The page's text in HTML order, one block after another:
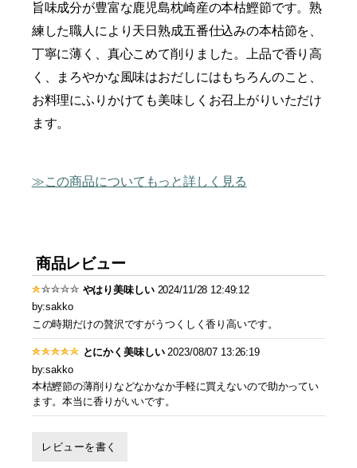
旨味成分が豊富な鹿児島枕崎産の本枯鰹節です。熟
練した職人により天日熟成五番仕込みの本枯節を、
丁寧に薄く、真心こめて削りました。上品で香り高
く、まろやかな風味はおだしにはもちろんのこと、
お料理にふりかけても美味しくお召上がりいただけ
ます。
この商品についてもっと詳しく見る
商品レビュー
やはり美味しい2024/11/28 12:49:12
by:sakko
この時期だけの贅沢ですがうつくしく香り高いです。
とにかく美味しい2023/08/07 13:26:19
by:sakko
本枯鰹節の薄削りなどなかなか手軽に買えないので助かってい
ます。本当に香りがいいです。
レビューを書く